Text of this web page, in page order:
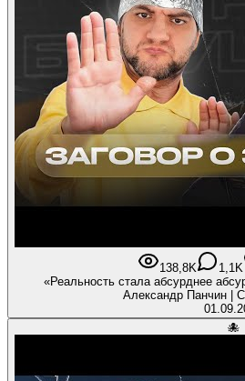
138,8K 1,1K
«Реальность стала абсурднее
Александр Панчин |
🐙